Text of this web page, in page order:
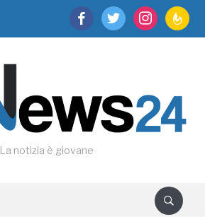
facebooktwitter instagram
La notizia è giovane